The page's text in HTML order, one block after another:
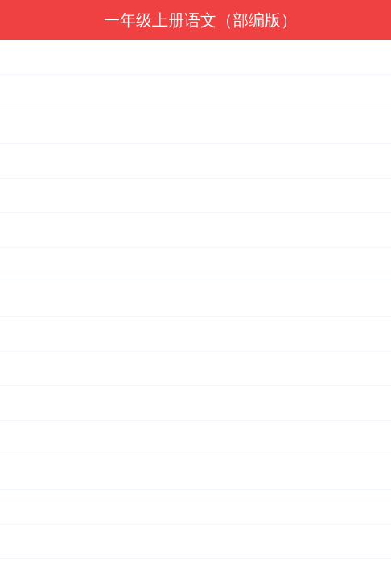
一年级上册语文（部编版）